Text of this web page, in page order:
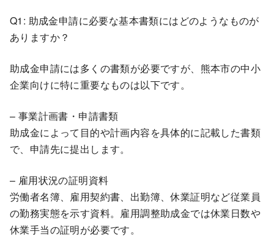
Q1: 助成金申請に必要な基本書類にはどのようなものが
ありますか？
助成金申請には多くの書類が必要ですが、熊本市の中小
企業向けに特に重要なものは以下です。
– 事業計画書・申請書類
助成金によって目的や計画内容を具体的に記載した書類
で、申請先に提出します。
– 雇用状況の証明資料
労働者名簿、雇用契約書、出勤簿、休業証明など従業員
の勤務実態を示す資料。雇用調整助成金では休業日数や
休業手当の証明が必要です。